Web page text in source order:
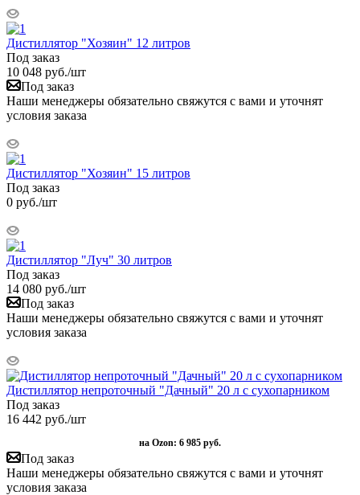
Дистиллятор "Хозяин" 12 литров
Под заказ
10 048 руб./шт
Под заказ
Наши менеджеры обязательно свяжутся с вами и уточнят
условия заказа
Дистиллятор "Хозяин" 15 литров
Под заказ
0 руб./шт
Дистиллятор "Луч" 30 литров
Под заказ
14 080 руб./шт
Под заказ
Наши менеджеры обязательно свяжутся с вами и уточнят
условия заказа
Дистиллятор непроточный "Дачный" 20 л с сухопарником
Под заказ
16 442 руб./шт
на Ozon: 6 985 руб.
Под заказ
Наши менеджеры обязательно свяжутся с вами и уточнят
условия заказа